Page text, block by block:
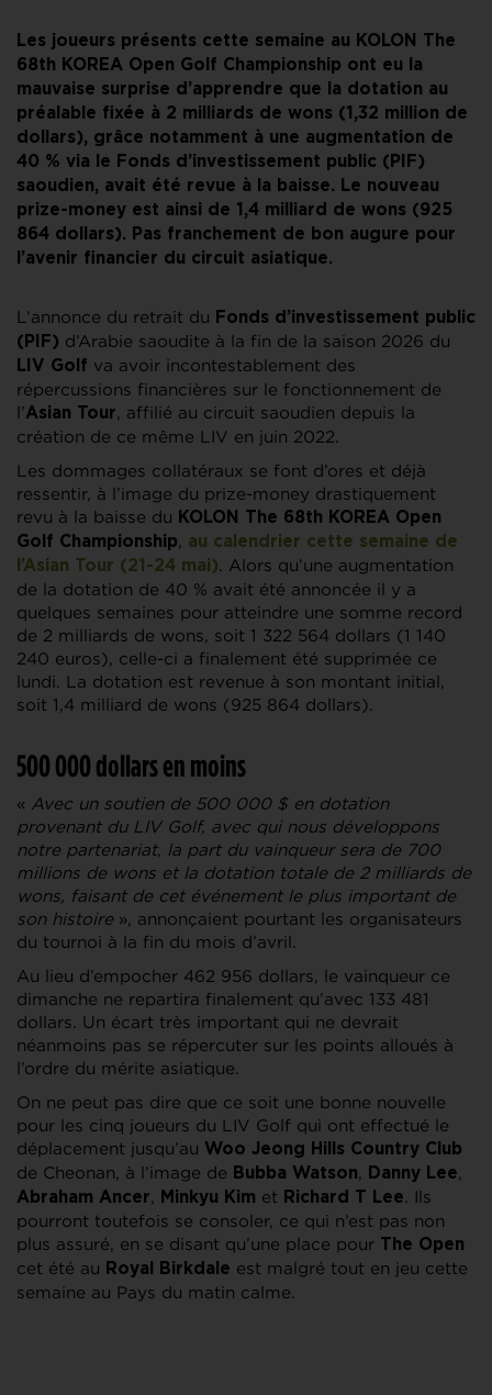
Les joueurs présents cette semaine au KOLON The
68th KOREA Open Golf Championship ont eu la
mauvaise surprise d’apprendre que la dotation au
préalable fixée à 2 milliards de wons (1,32 million de
dollars), grâce notamment à une augmentation de
40 % via le Fonds d’investissement public (PIF)
saoudien, avait été revue à la baisse. Le nouveau
prize-money est ainsi de 1,4 milliard de wons (925
864 dollars). Pas franchement de bon augure pour
l’avenir financier du circuit asiatique.
L’annonce du retrait du Fonds d’investissement public
(PIF) d’Arabie saoudite à la fin de la saison 2026 du
LIV Golf va avoir incontestablement des
répercussions financières sur le fonctionnement de
l’Asian Tour, affilié au circuit saoudien depuis la
création de ce même LIV en juin 2022.
Les dommages collatéraux se font d’ores et déjà
ressentir, à l’image du prize-money drastiquement
revu à la baisse du KOLON The 68th KOREA Open
Golf Championship, au calendrier cette semaine de
l’Asian Tour (21-24 mai). Alors qu’une augmentation
de la dotation de 40 % avait été annoncée il y a
quelques semaines pour atteindre une somme record
de 2 milliards de wons, soit 1 322 564 dollars (1 140
240 euros), celle-ci a finalement été supprimée ce
lundi. La dotation est revenue à son montant initial,
soit 1,4 milliard de wons (925 864 dollars).
500 000 dollars en moins
« Avec un soutien de 500 000 $ en dotation
provenant du LIV Golf, avec qui nous développons
notre partenariat, la part du vainqueur sera de 700
millions de wons et la dotation totale de 2 milliards de
wons, faisant de cet événement le plus important de
son histoire », annonçaient pourtant les organisateurs
du tournoi à la fin du mois d’avril.
Au lieu d’empocher 462 956 dollars, le vainqueur ce
dimanche ne repartira finalement qu’avec 133 481
dollars. Un écart très important qui ne devrait
néanmoins pas se répercuter sur les points alloués à
l’ordre du mérite asiatique.
On ne peut pas dire que ce soit une bonne nouvelle
pour les cinq joueurs du LIV Golf qui ont effectué le
déplacement jusqu’au Woo Jeong Hills Country Club
de Cheonan, à l’image de Bubba Watson, Danny Lee,
Abraham Ancer, Minkyu Kim et Richard T Lee. Ils
pourront toutefois se consoler, ce qui n’est pas non
plus assuré, en se disant qu’une place pour
The Open
cet été au Royal Birkdale est malgré tout en jeu cette
semaine au Pays du matin calme.